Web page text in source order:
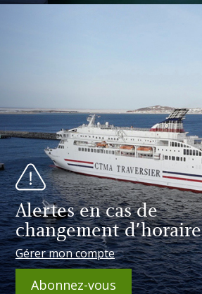
Alertes en cas de
changement d'horaire
Gérer mon compte
Abonnez-vous